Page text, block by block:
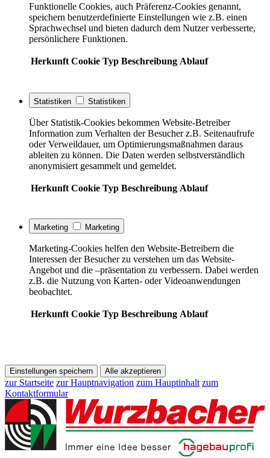
Funktionelle Cookies, auch Präferenz-Cookies genannt,
speichern benutzerdefinierte Einstellungen wie z.B. einen
Sprachwechsel und bieten dadurch dem Nutzer verbesserte,
persönlichere Funktionen.
Herkunft Cookie Typ Beschreibung Ablauf
Statistiken Statistiken
Über Statistik-Cookies bekommen Website-Betreiber
Information zum Verhalten der Besucher z.B. Seitenaufrufe
oder Verweildauer, um Optimierungsmaßnahmen daraus
ableiten zu können. Die Daten werden selbstverständlich
anonymisiert gesammelt und gemeldet.
Herkunft Cookie Typ Beschreibung Ablauf
Marketing Marketing
Marketing-Cookies helfen den Website-Betreibern die
Interessen der Besucher zu verstehen um das Website-
Angebot und die –präsentation zu verbessern. Dabei werden
z.B. die Nutzung von Karten- oder Videoanwendungen
beobachtet.
Herkunft Cookie Typ Beschreibung Ablauf
Einstellungen speichern Alle akzeptieren
zur Startseite zur Hauptnavigation zum Hauptinhalt zum
Kontaktformular